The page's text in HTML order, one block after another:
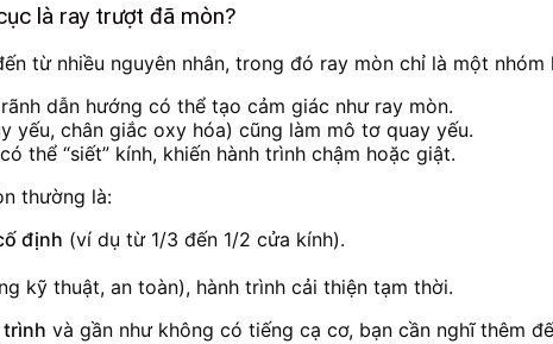
là ray trượt đã mòn?
từ nhiều nguyên nhân, trong đó ray mòn chỉ là một
dẫn hướng có thể tạo cảm giác như ray mòn.
yếu, chân giắc oxy hóa) cũng làm mô tơ quay yếu.
có thể “siết” kính, khiến hành trình chậm hoặc giật.
thường là:
định (ví dụ từ 1/3 đến 1/2 cửa kính).
kỹ thuật, an toàn), hành trình cải thiện tạm thời.
trình và gần như không có tiếng cạ cơ, bạn cần nghĩ thêm